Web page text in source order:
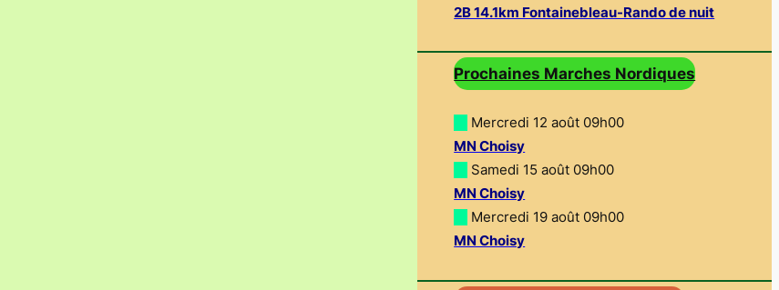
2B 14.1km Fontainebleau-Rando de nuit
Prochaines Marches Nordiques
Mercredi 12 août 09h00
MN Choisy
Samedi 15 août 09h00
MN Choisy
Mercredi 19 août 09h00
MN Choisy